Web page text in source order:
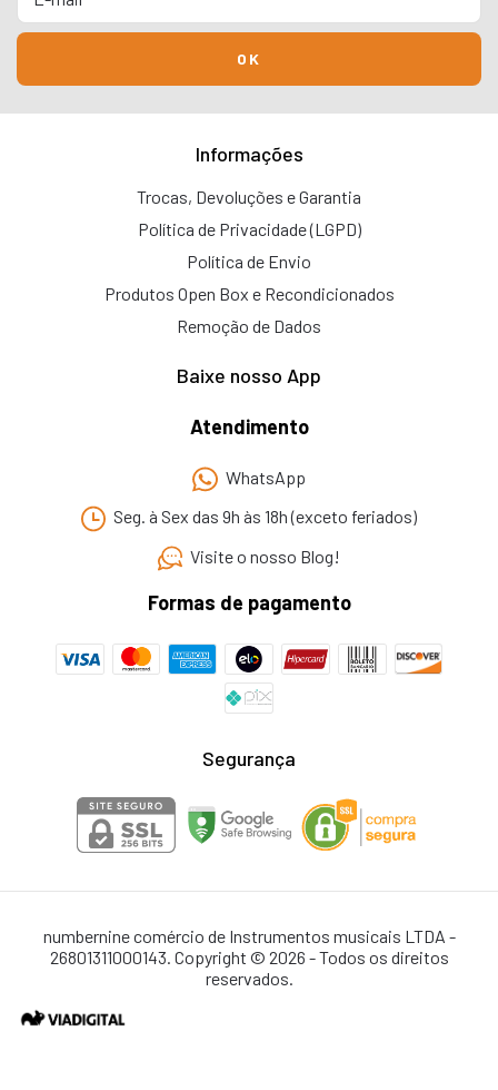
Informações
Trocas, Devoluções e Garantia
Política de Privacidade (LGPD)
Política de Envio
Produtos Open Box e Recondicionados
Remoção de Dados
Baixe nosso App
Atendimento
WhatsApp
Seg. à Sex das 9h às 18h (exceto feriados)
Visite o nosso Blog!
Formas de pagamento
Segurança
numbernine comércio de Instrumentos musicais LTDA -
26801311000143. Copyright © 2026 - Todos os direitos
reservados.